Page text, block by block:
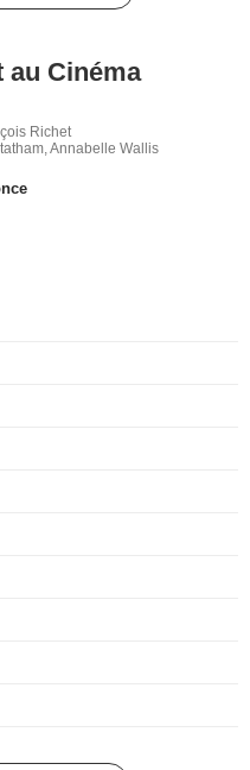
au Cinéma
Richet
Annabelle Wallis